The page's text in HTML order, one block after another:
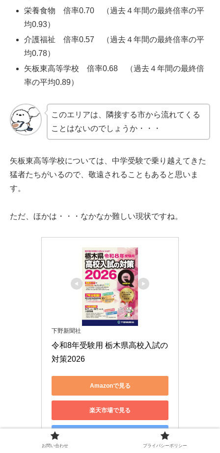
栄養食物 倍率0.70 （過去４年間の最終倍率の平
均0.93）
介護福祉 倍率0.57 （過去４年間の最終倍率の平
均0.78）
矢板東高等学校 倍率0.68 （過去４年間の最終倍
率の平均0.89）
このエリアは、隣接する市から流れてくる
ことはないのでしょうか・・・
矢板東高等学校については、中学受験で乗り越えてきた
猛者たちがいるので、敬遠されることもあると思いま
す。
ただ、ほかは・・・なかなか難しい現状ですね。
下野新聞社
令和8年受験用 栃木県高校入試の
対策2026
Amazonで見る
楽天市場で見る
お問い合わせ プライバシーポリシー